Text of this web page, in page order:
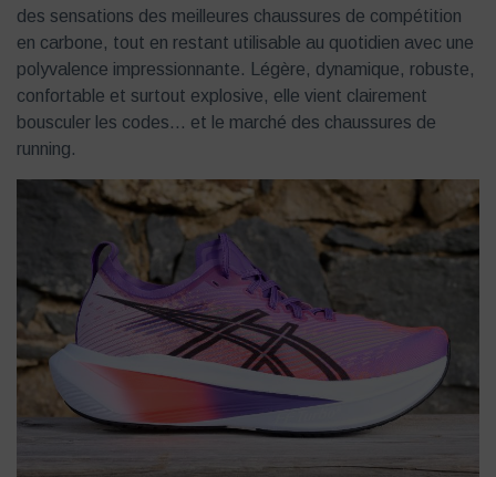
des sensations des meilleures chaussures de compétition
en carbone, tout en restant utilisable au quotidien avec une
polyvalence impressionnante. Légère, dynamique, robuste,
confortable et surtout explosive, elle vient clairement
bousculer les codes… et le marché des chaussures de
running.